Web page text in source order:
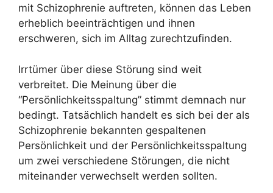
mit Schizophrenie auftreten, können das Leben
erheblich beeinträchtigen und ihnen
erschweren, sich im Alltag zurechtzufinden.
Irrtümer über diese Störung sind weit
verbreitet. Die Meinung über die
“Persönlichkeitsspaltung” stimmt demnach nur
bedingt. Tatsächlich handelt es sich bei der als
Schizophrenie bekannten gespaltenen
Persönlichkeit und der Persönlichkeitsspaltung
um zwei verschiedene Störungen, die nicht
miteinander verwechselt werden sollten.